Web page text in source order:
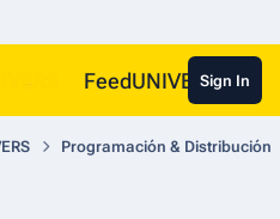
FeedUNIVERSSign In
Programación & Distribución